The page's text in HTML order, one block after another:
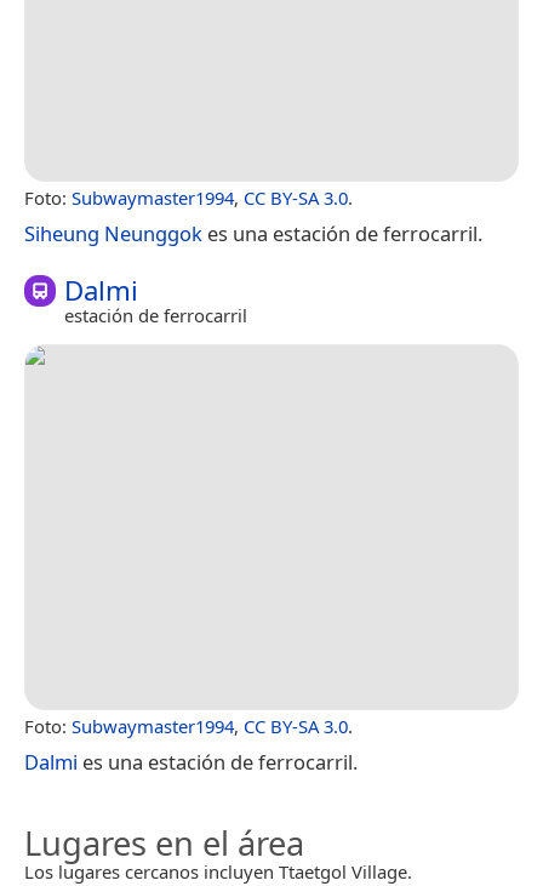
Foto: Subwaymaster1994, CC BY-SA 3.0.
Siheung Neunggok es una estación de ferrocarril.
Dalmi
estación de ferrocarril
Foto: Subwaymaster1994, CC BY-SA 3.0.
Dalmi es una estación de ferrocarril.
Lugares en el área
Los lugares cercanos incluyen Ttaetgol Village.